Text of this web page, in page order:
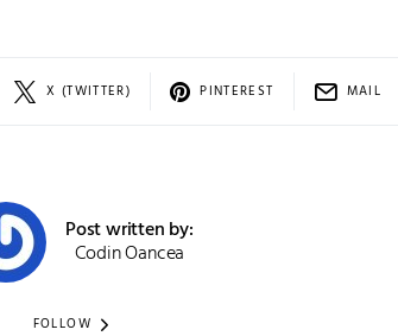
X (TWITTER) PINTEREST MAIL
Post written by:
Codin Oancea
FOLLOW